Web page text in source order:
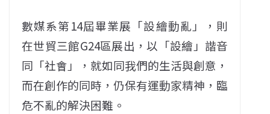
數媒系第14屆畢業展「設繪動亂」，則
在世貿三館G24區展出，以「設繪」諧音
同「社會」，就如同我們的生活與創意，
而在創作的同時，仍保有運動家精神，臨
危不亂的解決困難。